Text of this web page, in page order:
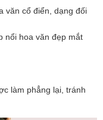
văn cổ điển, dạng đối
nổi hoa văn đẹp mắt
làm phẳng lại, tránh